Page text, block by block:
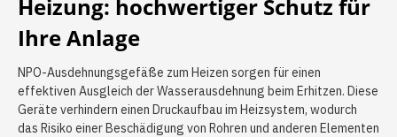
Heizung: hochwertiger Schutz für
Ihre Anlage
NPO-Ausdehnungsgefäße zum Heizen sorgen für einen
effektiven Ausgleich der Wasserausdehnung beim Erhitzen. Diese
Geräte verhindern einen Druckaufbau im Heizsystem, wodurch
das Risiko einer Beschädigung von Rohren und anderen Elementen